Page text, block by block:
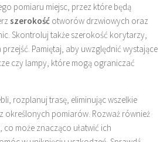
pomiaru miejsc, przez które będą
szerokość otworów drzwiowych oraz
Skontroluj także szerokość korytarzy,
Pamiętaj, aby uwzględnić wystające
czy lampy, które mogą ograniczać
rozplanuj trasę, eliminując wszelkie
określonych pomiarów. Rozważ również
co może znacząco ułatwić ich